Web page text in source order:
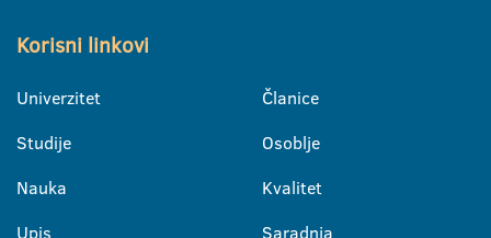
Korisni linkovi
Univerzitet
Studije
Nauka
Upis
Članice
Osoblje
Kvalitet
Saradnja